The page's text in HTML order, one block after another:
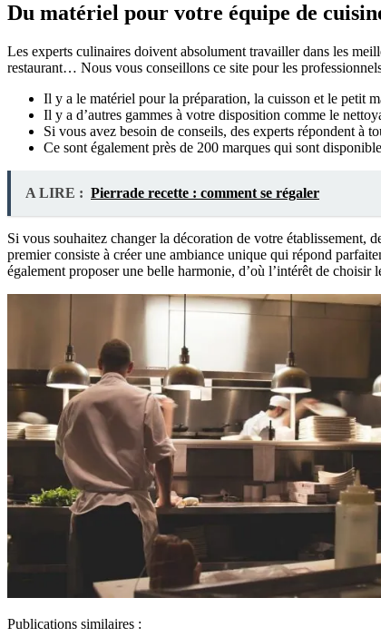
Du matériel pour votre équipe de
Les experts culinaires doivent absolument travailler dans les
restaurant… Nous vous conseillons ce site pour les
Il y a le matériel pour la préparation, la cuisson et le petit
Il y a d’autres gammes à votre disposition comme le
Si vous avez besoin de conseils, des experts répondent à
Ce sont également près de 200 marques qui sont
A LIRE : Pierrade recette : comment se régaler
Si vous souhaitez changer la décoration de votre établissement,
premier consiste à créer une ambiance unique qui répond
également proposer une belle harmonie, d’où l’intérêt de choisir
Publications similaires :